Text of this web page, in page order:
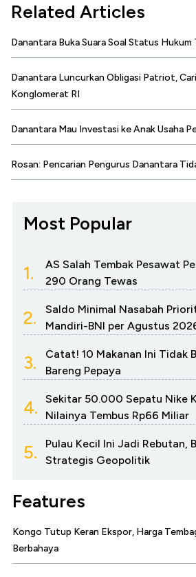
Related Articles
Danantara Buka Suara Soal Status
Danantara Luncurkan Obligasi Patriot,
Konglomerat RI
Danantara Mau Investasi ke Anak Usaha
Rosan: Pencarian Pengurus Danantara
Most Popular
1.
AS Salah Tembak Pesawat
290 Orang Tewas
2.
Saldo Minimal Nasabah
Mandiri-BNI per Agustus
3.
Catat! 10 Makanan Ini Tidak
Bareng Pepaya
4.
Sekitar 50.000 Sepatu Nike
Nilainya Tembus Rp66 Miliar
5.
Pulau Kecil Ini Jadi Rebutan,
Strategis Geopolitik
Features
Kongo Tutup Keran Ekspor, Harga
Berbahaya